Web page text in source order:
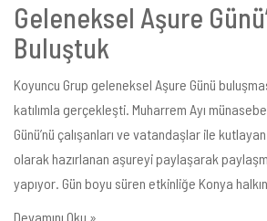
Geleneksel Aşure
Buluştuk
Koyuncu Grup geleneksel Aşure Günü
katılımla gerçekleşti. Muharrem Ayı
Günü’nü çalışanları ve vatandaşlar ile
olarak hazırlanan aşureyi paylaşarak
yapıyor. Gün boyu süren etkinliğe Konya
Devamını Oku »